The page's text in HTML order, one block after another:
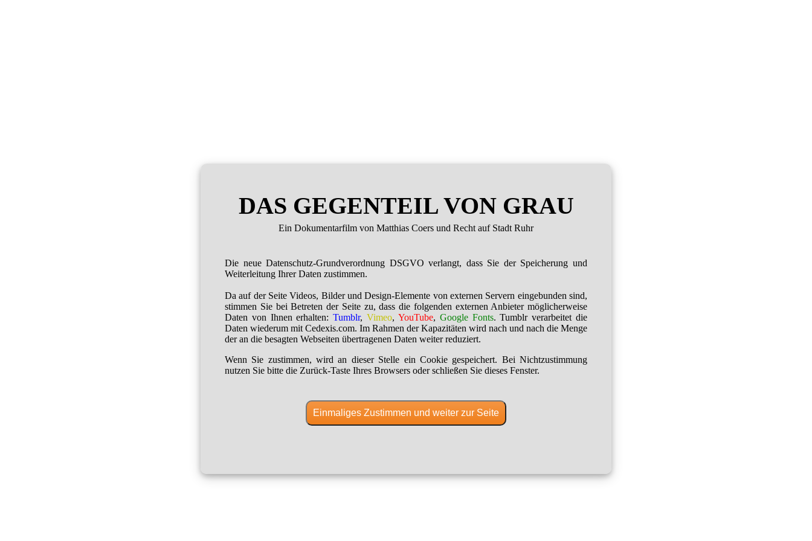
DAS GEGENTEIL VON GRAU
Ein Dokumentarfilm von Matthias Coers und Recht auf Stadt Ruhr
Die neue Datenschutz-Grundverordnung DSGVO verlangt, dass Sie der Speicherung und
Weiterleitung Ihrer Daten zustimmen.
Da auf der Seite Videos, Bilder und Design-Elemente von externen Servern eingebunden sind,
stimmen Sie bei Betreten der Seite zu, dass die folgenden externen Anbieter möglicherweise
Daten von Ihnen erhalten:Tumblr,Vimeo, YouTube, Google Fonts. Tumblr verarbeitet die
Daten wiederum mit Cedexis.com. Im Rahmen der Kapazitäten wird nach und nach die Menge
der an die besagten Webseiten übertragenen Daten weiter reduziert.
Wenn Sie zustimmen, wird an dieser Stelle ein Cookie gespeichert. Bei Nichtzustimmung
nutzen Sie bitte die Zurück-Taste Ihres Browsers oder schließen Sie dieses Fenster.
Einmaliges Zustimmen und weiter zur Seite